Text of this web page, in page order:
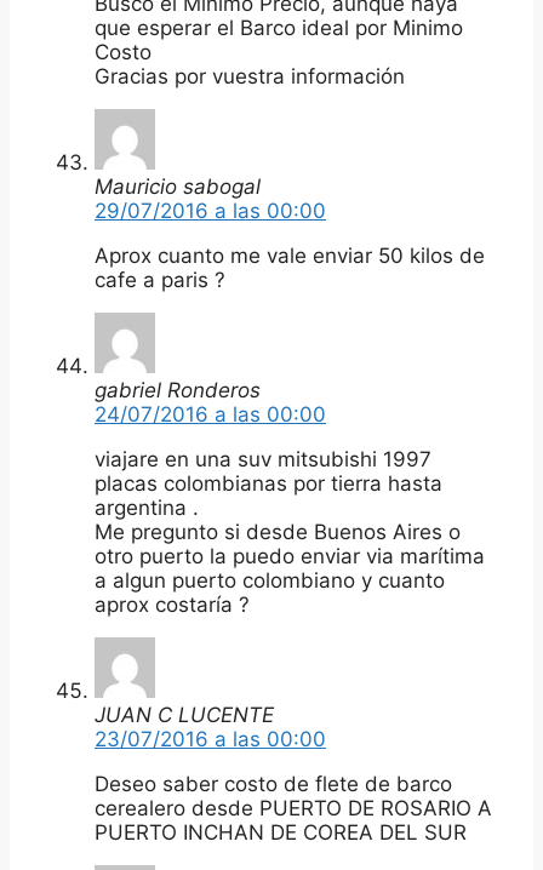
que esperar el Barco ideal por Minimo
Costo
Gracias por vuestra información
Mauricio sabogal
29/07/2016 a las 00:00
Aprox cuanto me vale enviar 50 kilos de
cafe a paris ?
gabriel Ronderos
24/07/2016 a las 00:00
viajare en una suv mitsubishi 1997
placas colombianas por tierra hasta
argentina .
Me pregunto si desde Buenos Aires o
otro puerto la puedo enviar via marítima
a algun puerto colombiano y cuanto
aprox costaría ?
JUAN C LUCENTE
23/07/2016 a las 00:00
Deseo saber costo de flete de barco
cerealero desde PUERTO DE ROSARIO A
PUERTO INCHAN DE COREA DEL SUR